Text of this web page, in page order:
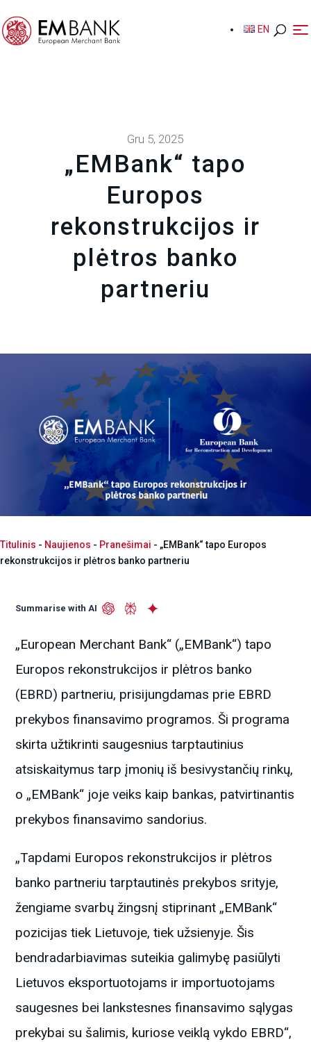
EN
EN
Gru 5, 2025
„EMBank“ tapo
Europos
rekonstrukcijos ir
plėtros banko
partneriu
Titulinis - Naujienos - Pranešimai - „EMBank“ tapo Europos
rekonstrukcijos ir plėtros banko partneriu
Summarise with AI
„European Merchant Bank“ („EMBank“) tapo
Europos rekonstrukcijos ir plėtros banko
(EBRD) partneriu, prisijungdamas prie EBRD
prekybos finansavimo programos. Ši programa
skirta užtikrinti saugesnius tarptautinius
atsiskaitymus tarp įmonių iš besivystančių rinkų,
o „EMBank“ joje veiks kaip bankas, patvirtinantis
prekybos finansavimo sandorius.
„Tapdami Europos rekonstrukcijos ir plėtros
banko partneriu tarptautinės prekybos srityje,
žengiame svarbų žingsnį stiprinant „EMBank“
pozicijas tiek Lietuvoje, tiek užsienyje. Šis
bendradarbiavimas suteikia galimybę pasiūlyti
Lietuvos eksportuotojams ir importuotojams
saugesnes bei lankstesnes finansavimo sąlygas
prekybai su šalimis, kuriose veiklą vykdo EBRD“,